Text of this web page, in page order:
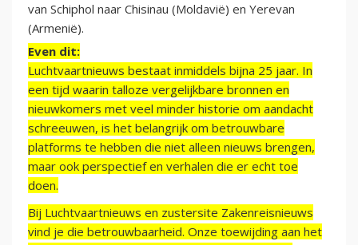
van Schiphol naar Chisinau (Moldavië) en Yerevan
(Armenië).
Even dit:
Luchtvaartnieuws bestaat inmiddels bijna 25 jaar. In
een tijd waarin talloze vergelijkbare bronnen en
nieuwkomers met veel minder historie om aandacht
schreeuwen, is het belangrijk om betrouwbare
platforms te hebben die niet alleen nieuws brengen,
maar ook perspectief en verhalen die er echt toe
doen.
Bij Luchtvaartnieuws en zustersite Zakenreisnieuws
vind je die betrouwbaarheid. Onze toewijding aan het